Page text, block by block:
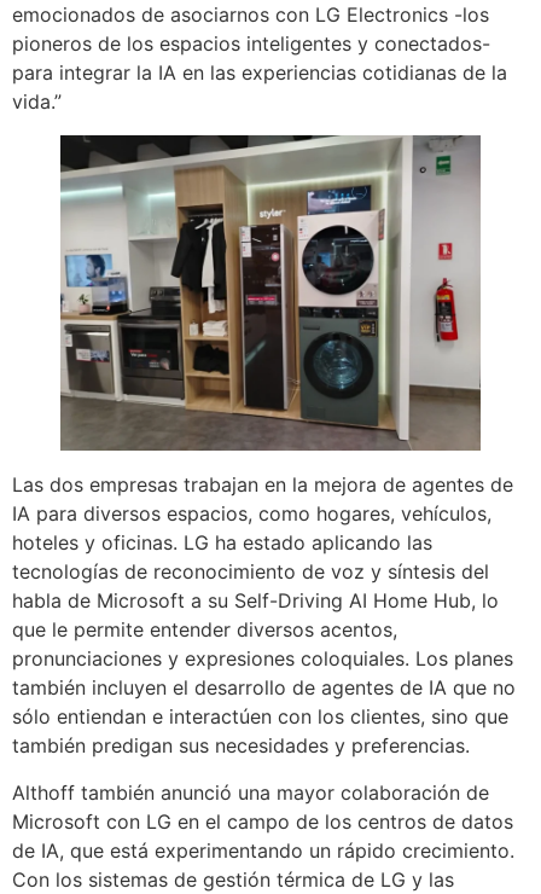
emocionados de asociarnos con LG Electronics -los
pioneros de los espacios inteligentes y conectados-
para integrar la IA en las experiencias cotidianas de la
vida.”
Las dos empresas trabajan en la mejora de agentes de
IA para diversos espacios, como hogares, vehículos,
hoteles y oficinas. LG ha estado aplicando las
tecnologías de reconocimiento de voz y síntesis del
habla de Microsoft a su Self-Driving AI Home Hub, lo
que le permite entender diversos acentos,
pronunciaciones y expresiones coloquiales. Los planes
también incluyen el desarrollo de agentes de IA que no
sólo entiendan e interactúen con los clientes, sino que
también predigan sus necesidades y preferencias.
Althoff también anunció una mayor colaboración de
Microsoft con LG en el campo de los centros de datos
de IA, que está experimentando un rápido crecimiento.
Con los sistemas de gestión térmica de LG y las